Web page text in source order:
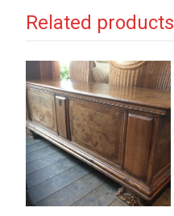
Related products